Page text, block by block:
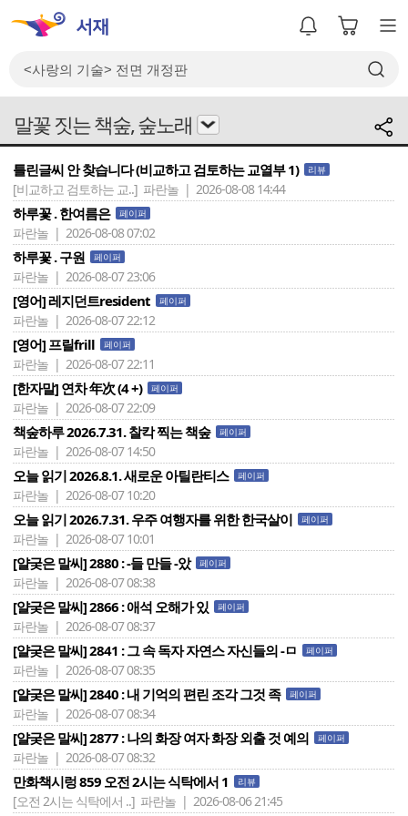
말꽃 짓는 책숲, 숲노래
틀린글씨 안 찾습니다 (비교하고 검토하는 교열부 1) 리뷰
[비교하고 검토하는 교..] 파란놀 | 2026-08-08 14:44
하루꽃 . 한여름은 페이퍼
파란놀 | 2026-08-08 07:02
하루꽃 . 구원 페이퍼
파란놀 | 2026-08-07 23:06
[영어] 레지던트resident 페이퍼
파란놀 | 2026-08-07 22:12
[영어] 프릴frill 페이퍼
파란놀 | 2026-08-07 22:11
[한자말] 연차 年次 (4 +) 페이퍼
파란놀 | 2026-08-07 22:09
책숲하루 2026.7.31. 찰칵 찍는 책숲 페이퍼
파란놀 | 2026-08-07 14:50
오늘 읽기 2026.8.1. 새로운 아틸란티스 페이퍼
파란놀 | 2026-08-07 10:20
오늘 읽기 2026.7.31. 우주 여행자를 위한 한국살이 페이퍼
파란놀 | 2026-08-07 10:01
[얄궂은 말씨] 2880 : -들 만들 -았 페이퍼
파란놀 | 2026-08-07 08:38
[얄궂은 말씨] 2866 : 애석 오해가 있 페이퍼
파란놀 | 2026-08-07 08:37
[얄궂은 말씨] 2841 : 그 속 독자 자연스 자신들의 -ㅁ 페이퍼
파란놀 | 2026-08-07 08:35
[얄궂은 말씨] 2840 : 내 기억의 편린 조각 그것 족 페이퍼
파란놀 | 2026-08-07 08:34
[얄궂은 말씨] 2877 : 나의 화장 여자 화장 외출 것 예의 페이퍼
파란놀 | 2026-08-07 08:32
만화책시렁 859 오전 2시는 식탁에서 1 리뷰
[오전 2시는 식탁에서 ..] 파란놀 | 2026-08-06 21:45